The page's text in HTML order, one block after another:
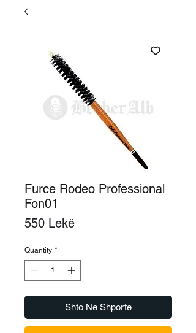
Furce Rodeo Professional
Fon01
550 LekëPrice
Quantity *
Shto Ne Shporte